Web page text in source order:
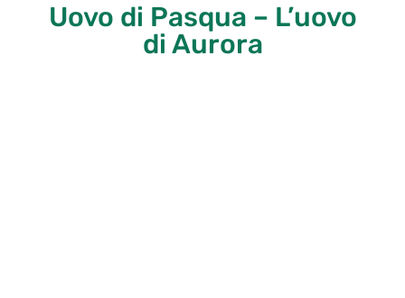
Uovo di Pasqua – L’uovo
di Aurora